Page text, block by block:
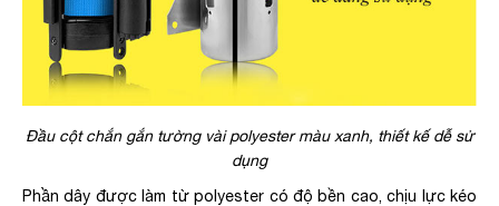
Đầu cột chắn gắn tường vài polyester màu xanh, thiết kế dễ sử
dụng
Phần dây được làm từ polyester có độ bền cao, chịu lực kéo